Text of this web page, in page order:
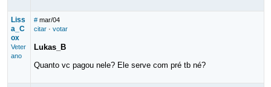
Liss
a_C
ox
Veter
ano
# mar/04
citar· votar
Lukas_B
Quanto vc pagou nele? Ele serve com pré tb né?